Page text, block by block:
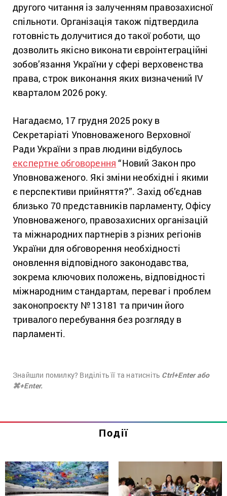
другого читання із залученням правозахисної
спільноти. Організація також підтвердила
готовність долучитися до такої роботи, що
дозволить якісно виконати євроінтеграційні
зобов’язання України у сфері верховенства
права, строк виконання яких визначений IV
кварталом 2026 року.
Нагадаємо, 17 грудня 2025 року в
Секретаріаті Уповноваженого Верховної
Ради України з прав людини відбулось
експертне обговорення “Новий Закон про
Уповноваженого. Які зміни необхідні і якими
є перспективи прийняття?”. Захід об’єднав
близько 70 представників парламенту, Офісу
Уповноваженого, правозахисних організацій
та міжнародних партнерів з різних регіонів
України для обговорення необхідності
оновлення відповідного законодавства,
зокрема ключових положень, відповідності
міжнародним стандартам, переваг і проблем
законопроєкту №13181 та причин його
тривалого перебування без розгляду в
парламенті.
Знайшли помилку? Виділіть її та натисніть Ctrl+Enter або
⌘+Enter.
Події